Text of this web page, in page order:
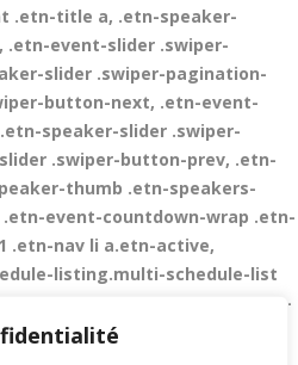
.etn-title a, .etn-speaker-
event-slider .swiper-
slider .swiper-pagination-
button-next, .etn-event-
speaker-slider .swiper-
.swiper-button-prev, .etn-
thumb .etn-speakers-
event-countdown-wrap .etn-
.etn-nav li a.etn-active,
listing.multi-schedule-list
item.style-3 .etn-speaker-
a, .event-tab-wrapper ul li